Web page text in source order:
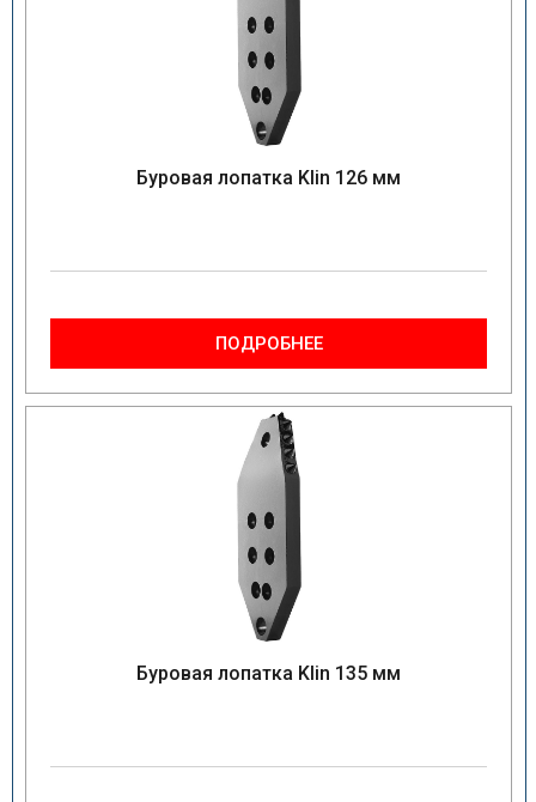
Буровая лопатка Klin 126 мм
ПОДРОБНЕЕ
Буровая лопатка Klin 135 мм